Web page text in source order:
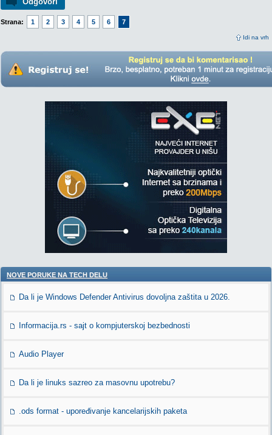
Strana: 1 2 3 4 5 6 7
Idi na vrh
NOVE PORUKE NA TECH DELU
Da li je Windows Defender Antivirus dovoljna zaštita u 2026.
Informacija.rs - sajt o kompjuterskoj bezbednosti
Audio Player
Da li je linuks sazreo za masovnu upotrebu?
.ods format - upoređivanje kancelarijskih paketa